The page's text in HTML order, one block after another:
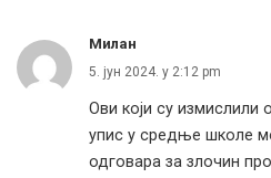
Милан
5. јун 2024. у 2:12 pm
Ови који су измислили
упис у средње школе
одговара за злочин